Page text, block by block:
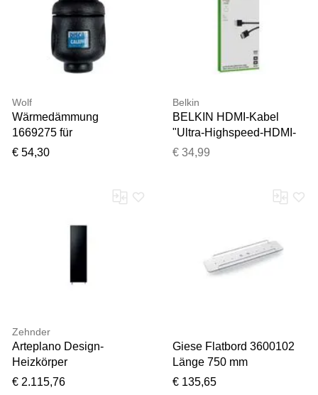
Wolf
Wärmedämmung
1669275 für
Luftabscheider, 1"
€ 54,30
Belkin
BELKIN HDMI-Kabel
"Ultra-Highspeed-HDMI-
2.1-Kabel, 4K HDR, 2m",
€ 34,99
Zehnder
Arteplano Design-
Heizkörper
ZAP03204GE49000
€ 2.115,76
Giese Flatbord 3600102
Länge 750 mm
€ 135,65